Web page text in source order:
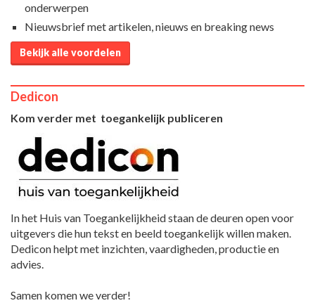
onderwerpen
Nieuwsbrief met artikelen, nieuws en breaking news
Bekijk alle voordelen
Dedicon
Kom verder met toegankelijk publiceren
In het Huis van Toegankelijkheid staan de deuren open voor
uitgevers die hun tekst en beeld toegankelijk willen maken.
Dedicon helpt met inzichten, vaardigheden, productie en
advies.
Samen komen we verder!